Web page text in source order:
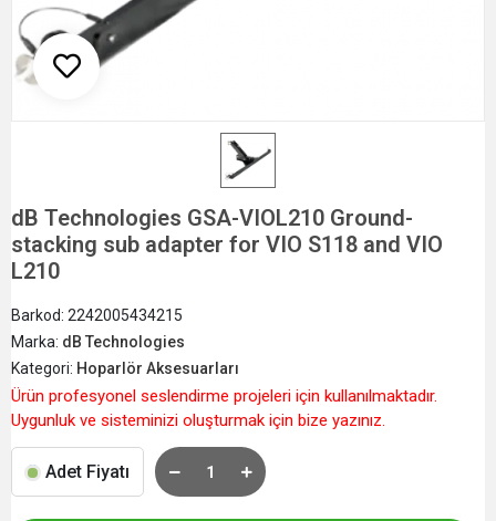
dB Technologies GSA-VIOL210 Ground-
stacking sub adapter for VIO S118 and VIO
L210
Barkod: 2242005434215
Marka: dB Technologies
Kategori: Hoparlör Aksesuarları
Ürün profesyonel seslendirme projeleri için kullanılmaktadır.
Uygunluk ve sisteminizi oluşturmak için bize yazınız.
Adet Fiyatı